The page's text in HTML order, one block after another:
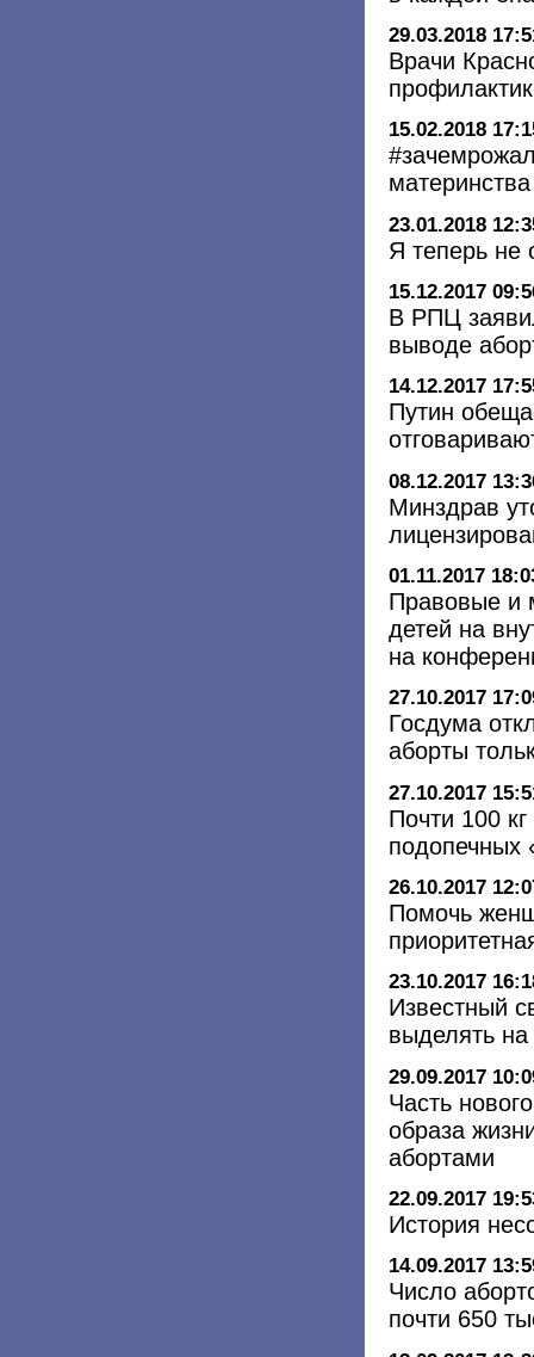
29.03.2018
Врачи
15.02.2018
материнства
23.01.2018
Я теперь не
15.12.2017
В РПЦ
выводе
14.12.2017
Путин
08.12.2017
Минздрав
01.11.2017
Правовые и
детей на
на
27.10.2017
Госдума
аборты
27.10.2017
Почти 100
26.10.2017
Помочь
23.10.2017
Известный
выделять
29.09.2017
Часть
образа
абортами
22.09.2017
История
14.09.2017
Число
почти 650